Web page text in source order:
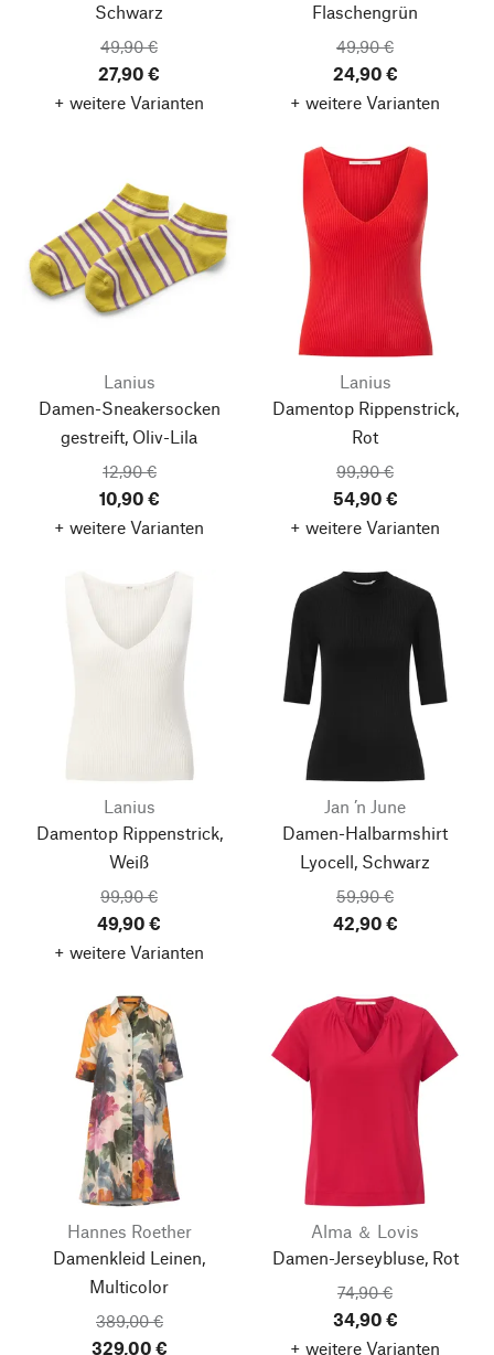
Schwarz
49,90 €
27,90 €
+ weitere Varianten
Flaschengrün
49,90 €
24,90 €
+ weitere Varianten
Lanius
Damen-Sneakersocken
gestreift, Oliv-Lila
12,90 €
10,90 €
+ weitere Varianten
Lanius
Damentop Rippenstrick,
Rot
99,90 €
54,90 €
+ weitere Varianten
Lanius
Damentop Rippenstrick,
Weiß
99,90 €
49,90 €
+ weitere Varianten
Jan ’n June
Damen-Halbarmshirt
Lyocell, Schwarz
59,90 €
42,90 €
Hannes Roether
Damenkleid Leinen,
Multicolor
389,00 €
329,00 €
Alma ＆ Lovis
Damen-Jerseybluse, Rot
74,90 €
34,90 €
+ weitere Varianten